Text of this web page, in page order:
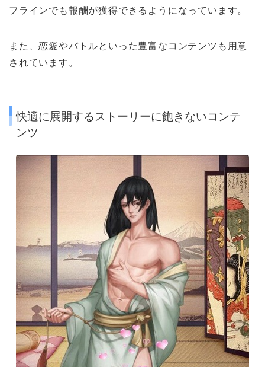
フラインでも報酬が獲得できるようになっています。
また、恋愛やバトルといった豊富なコンテンツも用意
されています。
快適に展開するストーリーに飽きないコンテ
ンツ